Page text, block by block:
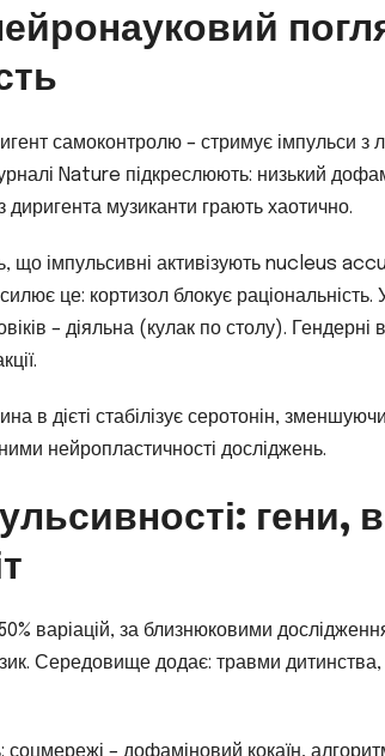
самоконтролю – стримує імпульси з
Nature підкреслюють: низький
диригента музиканти грають хаотично.
що імпульсивні активізують nucleus
це: кортизол блокує раціональність.
– діяльна (кулак по столу).
в дієті стабілізує серотонін,
нейропластичності досліджень.
гени,
варіацій, за близнюковими
Середовище додає: травми дитинства,